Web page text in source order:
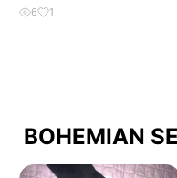
6 1
BOHEMIAN